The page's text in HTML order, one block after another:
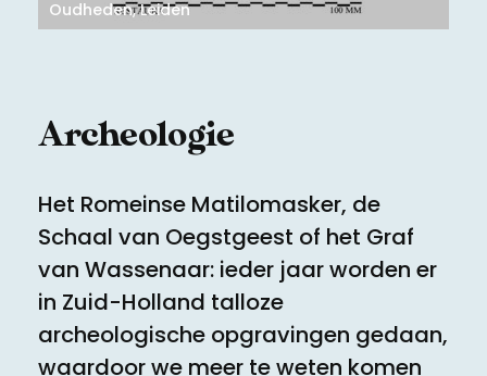
Archeologie
Het Romeinse Matilomasker, de
Schaal van Oegstgeest of het Graf
van Wassenaar: ieder jaar worden er
in Zuid-Holland talloze
archeologische opgravingen gedaan,
waardoor we meer te weten komen
Oudheden, Leiden